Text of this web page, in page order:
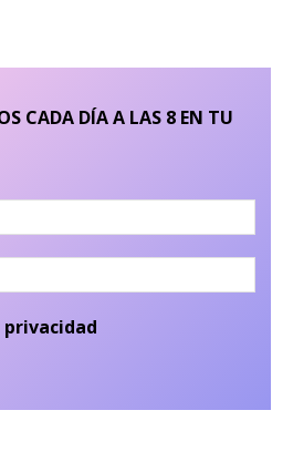
CADA DÍA A LAS 8 EN TU